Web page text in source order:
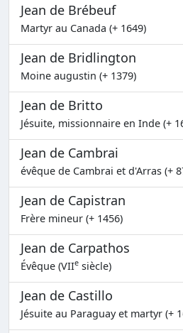
Jean de Brébeuf
Martyr au Canada (+ 1649)
Jean de Bridlington
Moine augustin (+ 1379)
Jean de Britto
Jésuite, missionnaire en Inde (+
Jean de Cambrai
évêque de Cambrai et d'Arras (+
Jean de Capistran
Frère mineur (+ 1456)
Jean de Carpathos
Évêque (VIIe siècle)
Jean de Castillo
Jésuite au Paraguay et martyr (+